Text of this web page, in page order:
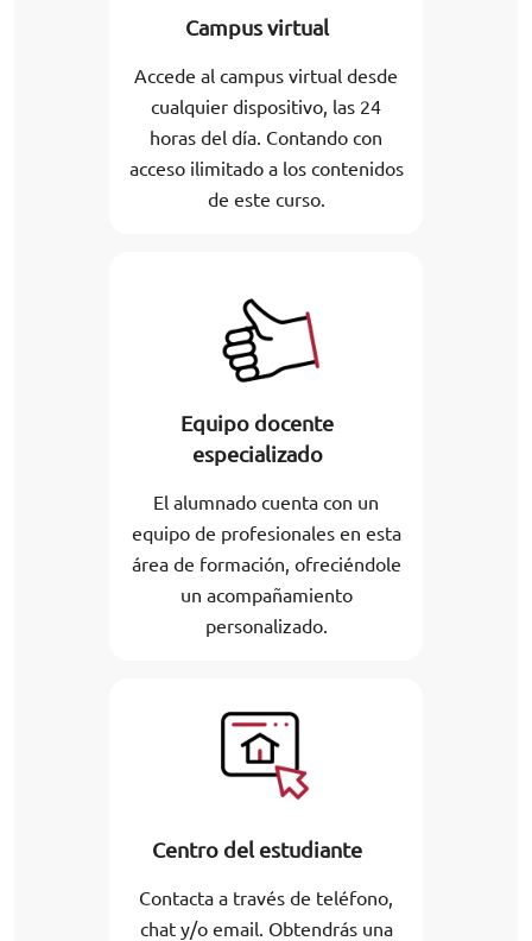
Campus virtual
Accede al campus virtual desde
cualquier dispositivo, las 24
horas del día. Contando con
acceso ilimitado a los contenidos
de este curso.
Equipo docente
especializado
El alumnado cuenta con un
equipo de profesionales en esta
área de formación, ofreciéndole
un acompañamiento
personalizado.
Centro del estudiante
Contacta a través de teléfono,
chat y/o email. Obtendrás una